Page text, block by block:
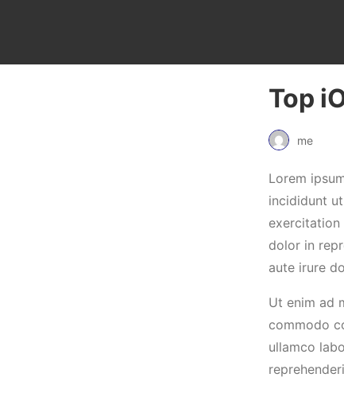
Top
me
Lorem
incididunt
exercitation
dolor in
aute irure
Ut enim ad
commodo
ullamco